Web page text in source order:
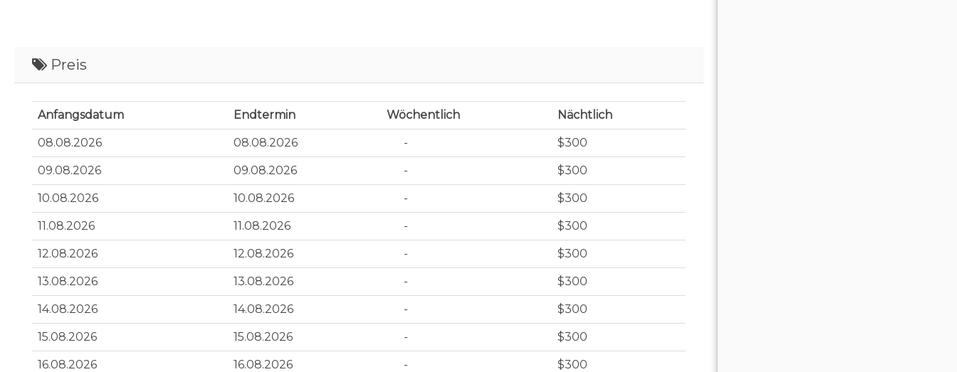
Preis
Anfangsdatum Endtermin Wöchentlich Nächtlich
08.08.2026 08.08.2026 - $300
09.08.2026 09.08.2026 - $300
10.08.2026 10.08.2026 - $300
11.08.2026 11.08.2026 - $300
12.08.2026 12.08.2026 - $300
13.08.2026 13.08.2026 - $300
14.08.2026 14.08.2026 - $300
15.08.2026 15.08.2026 - $300
16.08.2026 16.08.2026 - $300